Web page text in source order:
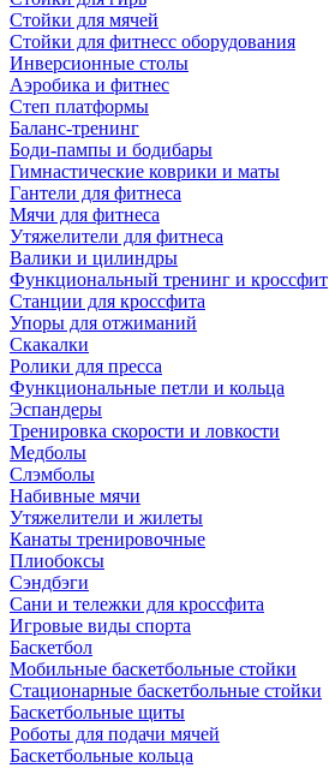
Стойки для мячей
Стойки для фитнесс оборудования
Инверсионные столы
Аэробика и фитнес
Степ платформы
Баланс-тренинг
Боди-пампы и бодибары
Гимнастические коврики и маты
Гантели для фитнеса
Мячи для фитнеса
Утяжелители для фитнеса
Валики и цилиндры
Функциональный тренинг и кроссфит
Станции для кроссфита
Упоры для отжиманий
Скакалки
Ролики для пресса
Функциональные петли и кольца
Эспандеры
Тренировка скорости и ловкости
Медболы
Слэмболы
Набивные мячи
Утяжелители и жилеты
Канаты тренировочные
Плиобоксы
Сэндбэги
Сани и тележки для кроссфита
Игровые виды спорта
Баскетбол
Мобильные баскетбольные стойки
Стационарные баскетбольные стойки
Баскетбольные щиты
Роботы для подачи мячей
Баскетбольные кольца